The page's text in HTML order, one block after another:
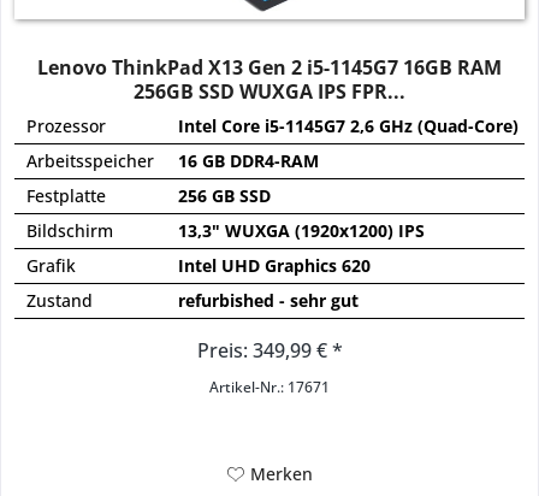
Lenovo ThinkPad X13 Gen 2 i5-1145G7 16GB RAM
256GB SSD WUXGA IPS FPR...
Prozessor
Intel Core i5-1145G7 2,6 GHz (Quad-Core)
Arbeitsspeicher
16 GB DDR4-RAM
Festplatte
256 GB SSD
Bildschirm
13,3" WUXGA (1920x1200) IPS
Grafik
Intel UHD Graphics 620
Zustand
refurbished - sehr gut
Preis: 349,99 € *
Artikel-Nr.: 17671
Merken